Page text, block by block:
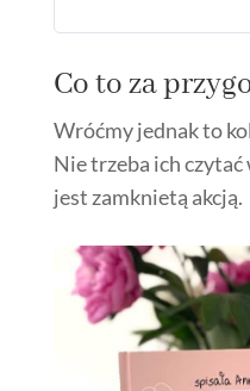
Co to za
Wróćmy jednak to
Nie trzeba ich czytać
jest zamknietą akcją.